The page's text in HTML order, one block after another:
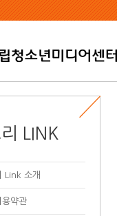
LINK
Link 소개
약관